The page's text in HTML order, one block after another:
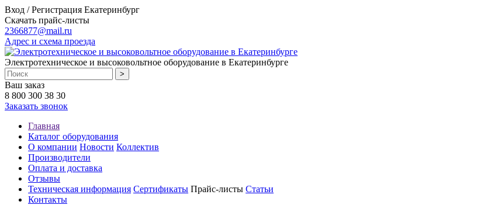
Вход / Регистрация Екатеринбург
Скачать прайс-листы
2366877@mail.ru
Адрес и схема проезда
Электротехническое и высоковольтное оборудование в Екатеринбурге
Ваш заказ
8 800 300 38 30
Заказать звонок
Главная
Каталог оборудования
О компании Новости Коллектив
Производители
Оплата и доставка
Отзывы
Техническая информация Сертификаты Прайс-листы Статьи
Контакты